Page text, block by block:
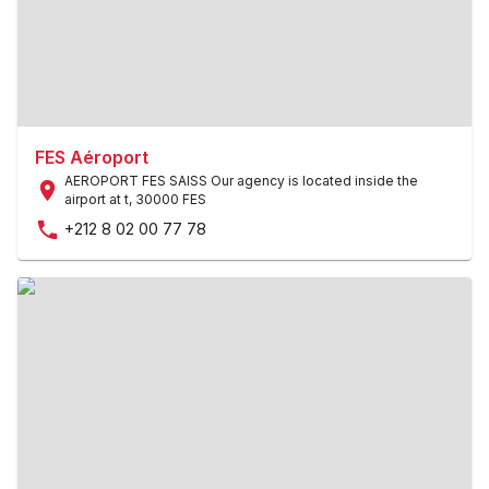
FES Aéroport
AEROPORT FES SAISS Our agency is located inside the
airport at t, 30000 FES
+212 8 02 00 77 78